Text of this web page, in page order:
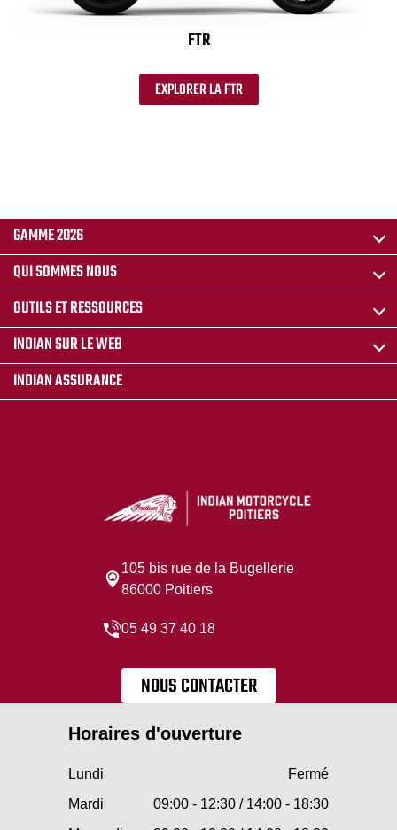
FTR
EXPLORER LA FTR
GAMME 2026
QUI SOMMES NOUS
OUTILS ET RESSOURCES
INDIAN SUR LE WEB
INDIAN ASSURANCE
105 bis rue de la Bugellerie
86000 Poitiers
05 49 37 40 18
NOUS CONTACTER
Horaires d'ouverture
Lundi
Fermé
Mardi
09:00 - 12:30 / 14:00 - 18:30